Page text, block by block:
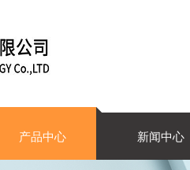
产品中心 新闻中心